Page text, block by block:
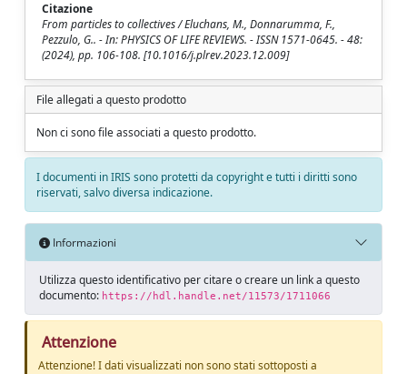
Citazione
From particles to collectives / Eluchans, M., Donnarumma, F.,
Pezzulo, G.. - In: PHYSICS OF LIFE REVIEWS. - ISSN 1571-0645. - 48:
(2024), pp. 106-108. [10.1016/j.plrev.2023.12.009]
File allegati a questo prodotto
Non ci sono file associati a questo prodotto.
I documenti in IRIS sono protetti da copyright e tutti i diritti sono
riservati, salvo diversa indicazione.
Informazioni
Utilizza questo identificativo per citare o creare un link a questo
documento: https://hdl.handle.net/11573/1711066
Attenzione
Attenzione! I dati visualizzati non sono stati sottoposti a